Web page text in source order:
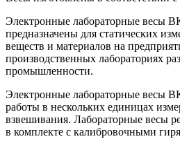
Электронные лабораторные весы
предназначены для статических
веществ и материалов на
производственных лабораториях
промышленности.
Электронные лабораторные весы
работы в нескольких единицах
взвешивания. Лабораторные весы
в комплекте с калибровочными